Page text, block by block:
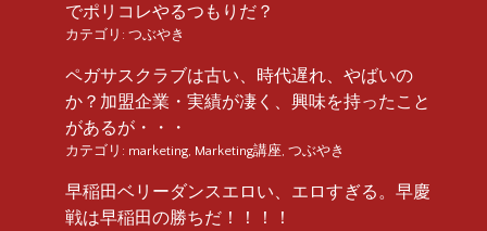
でポリコレやるつもりだ？
カテゴリ: つぶやき
ペガサスクラブは古い、時代遅れ、やばいの
か？加盟企業・実績が凄く、興味を持ったこと
があるが・・・
カテゴリ: marketing Marketing講座 つぶやき
早稲田ベリーダンスエロい、エロすぎる。早慶
戦は早稲田の勝ちだ！！！！